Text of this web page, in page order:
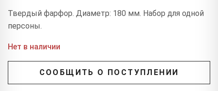
Твердый фарфор. Диаметр: 180 мм. Набор для одной
персоны.
Нет в наличии
СООБЩИТЬ О ПОСТУПЛЕНИИ